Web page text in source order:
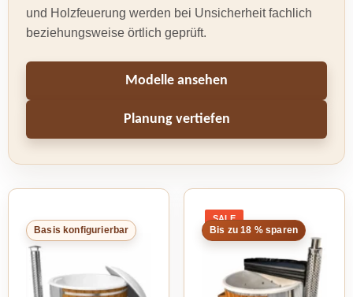
und Holzfeuerung werden bei Unsicherheit fachlich
beziehungsweise örtlich geprüft.
Modelle ansehen
Planung vertiefen
Basis konfigurierbar
SALEPRODUCT
ON
SALE
Bis zu 18 % sparen